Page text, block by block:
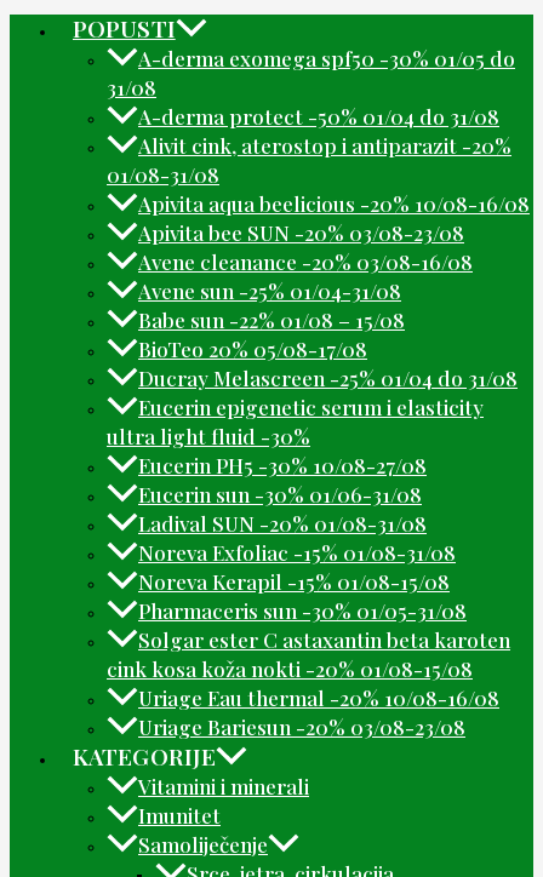
POPUSTI
A-derma exomega spf50 -30% 01/05 do
31/08
A-derma protect -50% 01/04 do 31/08
Alivit cink, aterostop i antiparazit -20%
01/08-31/08
Apivita aqua beelicious -20% 10/08-16/08
Apivita bee SUN -20% 03/08-23/08
Avene cleanance -20% 03/08-16/08
Avene sun -25% 01/04-31/08
Babe sun -22% 01/08 – 15/08
BioTeo 20% 05/08-17/08
Ducray Melascreen -25% 01/04 do 31/08
Eucerin epigenetic serum i elasticity
ultra light fluid -30%
Eucerin PH5 -30% 10/08-27/08
Eucerin sun -30% 01/06-31/08
Ladival SUN -20% 01/08-31/08
Noreva Exfoliac -15% 01/08-31/08
Noreva Kerapil -15% 01/08-15/08
Pharmaceris sun -30% 01/05-31/08
Solgar ester C astaxantin beta karoten
cink kosa koža nokti -20% 01/08-15/08
Uriage Eau thermal -20% 10/08-16/08
Uriage Bariesun -20% 03/08-23/08
KATEGORIJE
Vitamini i minerali
Imunitet
Samoliječenje